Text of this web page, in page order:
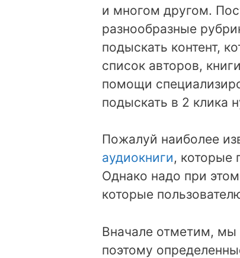
и многом другом.
разнообразные
подыскать контент,
список авторов,
помощи
подыскать в 2 клика
Пожалуй наиболее
аудиокниги, которые
Однако надо при
которые
Вначале отметим, мы
поэтому